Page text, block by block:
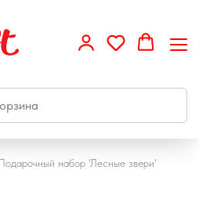
набор 'Лесные звери'